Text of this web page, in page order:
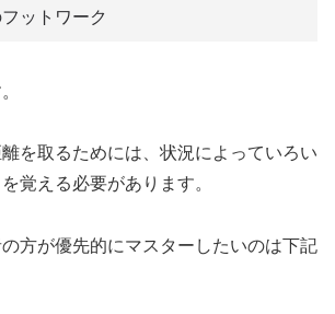
ットワーク
を取るためには、状況によっていろい
覚える必要があります。
方が優先的にマスターしたいのは下記